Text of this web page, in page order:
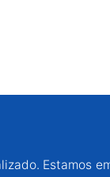
Estamos